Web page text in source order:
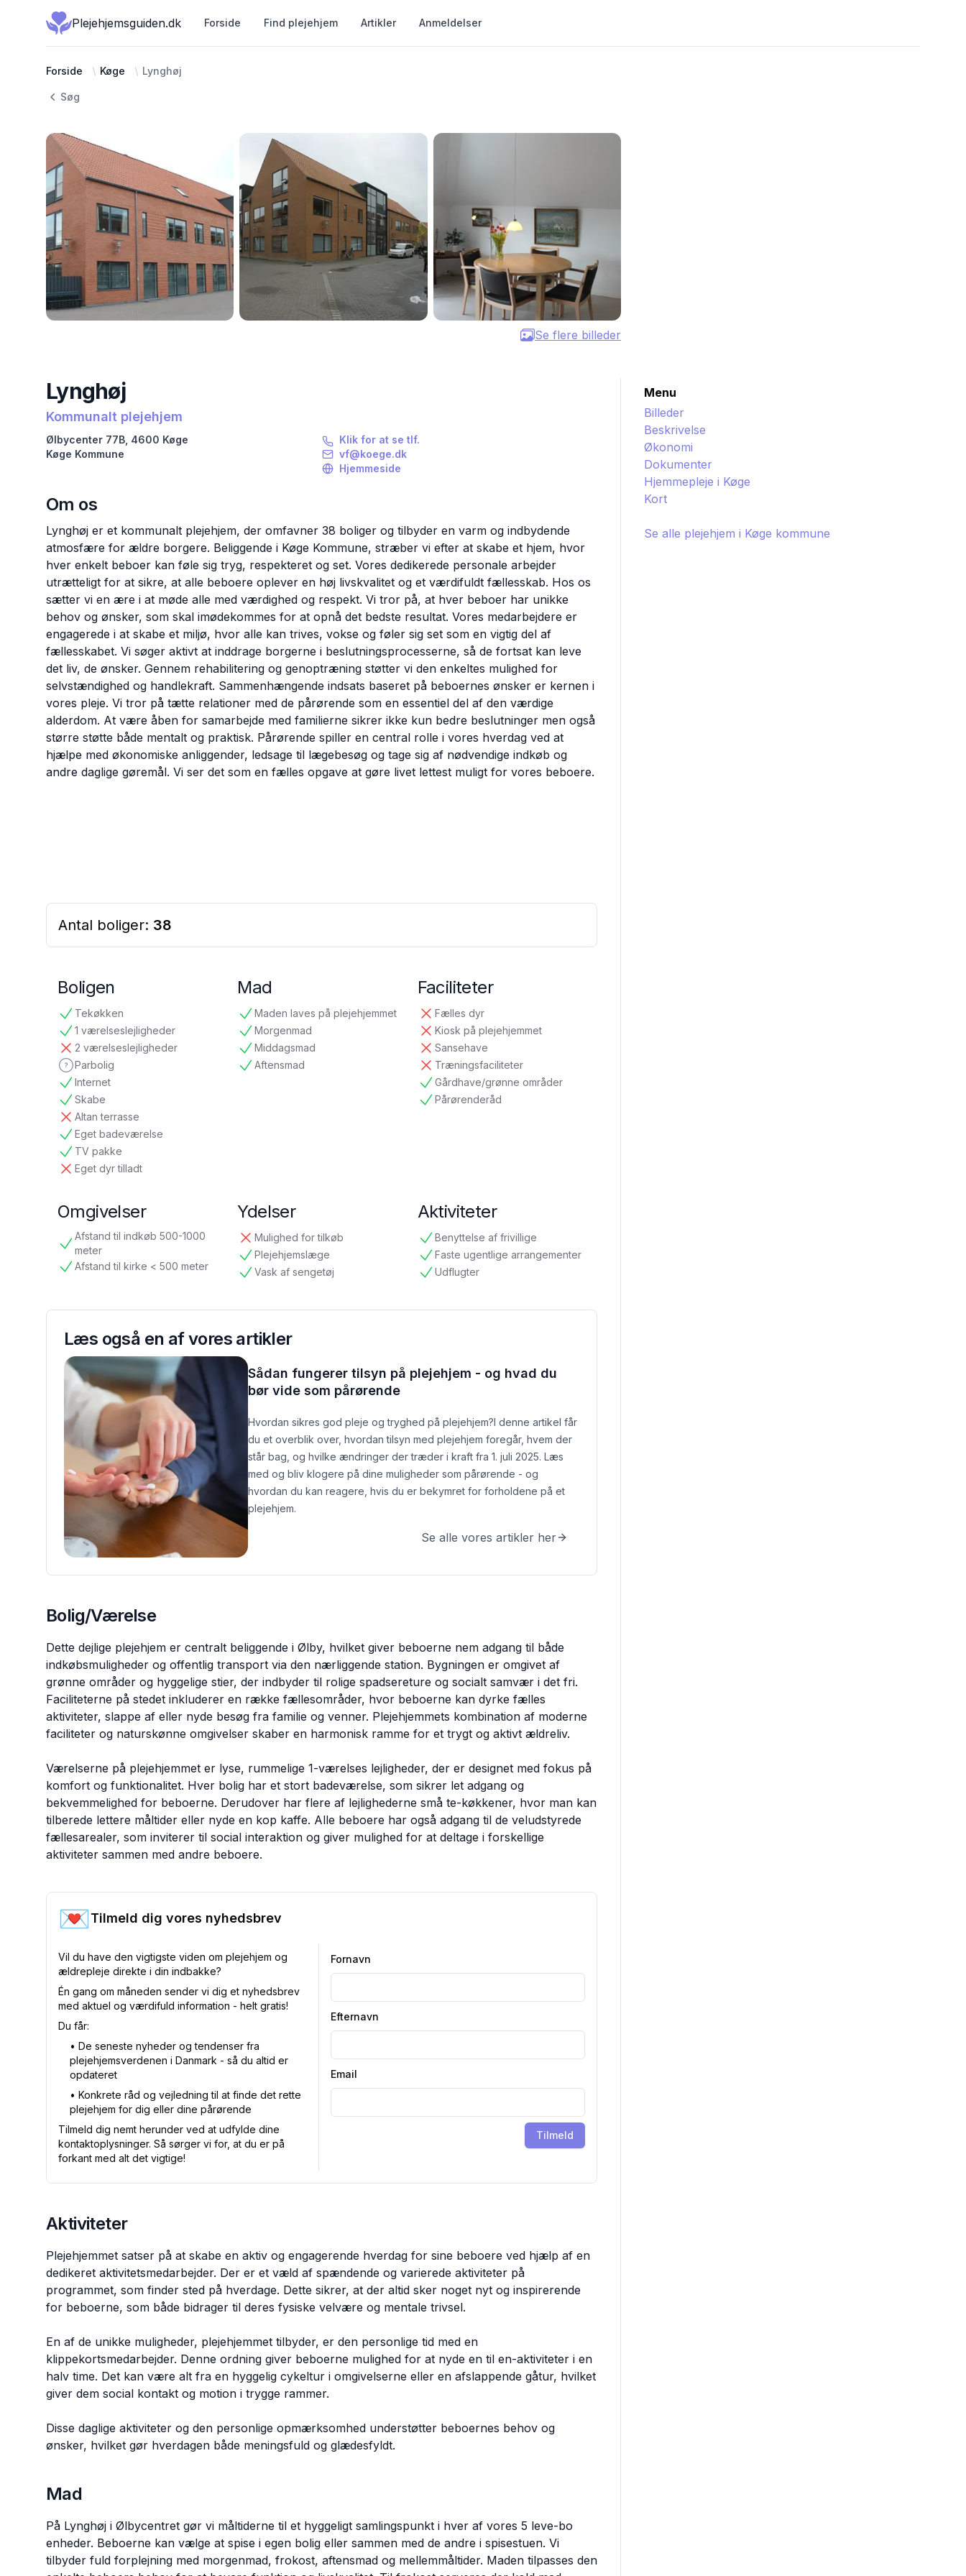
Plejehjemsguiden.dk Forside Find plejehjem Artikler Anmeldelser
Forside Køge Lynghøj
Søg
Se flere billeder
Lynghøj
Kommunalt plejehjem
Ølbycenter 77B 4600 Køge
Køge Kommune
Klik for at se tlf.
vf@koege.dk
Hjemmeside
Menu
Billeder
Beskrivelse
Økonomi
Dokumenter
Hjemmepleje i Køge
Kort
Se alle plejehjem i Køge kommune
Om os
Lynghøj er et kommunalt plejehjem, der omfavner 38 boliger og tilbyder en varm og indbydende
atmosfære for ældre borgere. Beliggende i Køge Kommune, stræber vi efter at skabe et hjem, hvor
hver enkelt beboer kan føle sig tryg, respekteret og set. Vores dedikerede personale arbejder
utrætteligt for at sikre, at alle beboere oplever en høj livskvalitet og et værdifuldt fællesskab. Hos os
sætter vi en ære i at møde alle med værdighed og respekt. Vi tror på, at hver beboer har unikke
behov og ønsker, som skal imødekommes for at opnå det bedste resultat. Vores medarbejdere er
engagerede i at skabe et miljø, hvor alle kan trives, vokse og føler sig set som en vigtig del af
fællesskabet. Vi søger aktivt at inddrage borgerne i beslutningsprocesserne, så de fortsat kan leve
det liv, de ønsker. Gennem rehabilitering og genoptræning støtter vi den enkeltes mulighed for
selvstændighed og handlekraft. Sammenhængende indsats baseret på beboernes ønsker er kernen i
vores pleje. Vi tror på tætte relationer med de pårørende som en essentiel del af den værdige
alderdom. At være åben for samarbejde med familierne sikrer ikke kun bedre beslutninger men også
større støtte både mentalt og praktisk. Pårørende spiller en central rolle i vores hverdag ved at
hjælpe med økonomiske anliggender, ledsage til lægebesøg og tage sig af nødvendige indkøb og
andre daglige gøremål. Vi ser det som en fælles opgave at gøre livet lettest muligt for vores beboere.
Antal boliger: 38
Boligen
Tekøkken
tilgængelig
1 værelseslejligheder
tilgængelig
2 værelseslejligheder
ikke tilgængelig
Parbolig
ikke oplyst
Internet
tilgængelig
Skabe
tilgængelig
Altan terrasse
ikke tilgængelig
Eget badeværelse
tilgængelig
TV pakke
tilgængelig
Eget dyr tilladt
ikke tilgængelig
Mad
Maden laves på plejehjemmet
tilgængelig
Morgenmad
tilgængelig
Middagsmad
tilgængelig
Aftensmad
tilgængelig
Faciliteter
Fælles dyr
ikke tilgængelig
Kiosk på plejehjemmet
ikke tilgængelig
Sansehave
ikke tilgængelig
Træningsfaciliteter
ikke tilgængelig
Gårdhave/grønne områder
tilgængelig
Pårørenderåd
tilgængelig
Omgivelser
Afstand til indkøb 500-1000
meter
tilgængelig
Afstand til kirke < 500 meter
tilgængelig
Ydelser
Mulighed for tilkøb
ikke tilgængelig
Plejehjemslæge
tilgængelig
Vask af sengetøj
tilgængelig
Aktiviteter
Benyttelse af frivillige
tilgængelig
Faste ugentlige arrangementer
tilgængelig
Udflugter
tilgængelig
Læs også en af vores artikler
Sådan fungerer tilsyn på plejehjem - og hvad du
bør vide som pårørende
Hvordan sikres god pleje og tryghed på plejehjem?I denne artikel får
du et overblik over, hvordan tilsyn med plejehjem foregår, hvem der
står bag, og hvilke ændringer der træder i kraft fra 1. juli 2025. Læs
med og bliv klogere på dine muligheder som pårørende - og
hvordan du kan reagere, hvis du er bekymret for forholdene på et
plejehjem.
Se alle vores artikler her
Bolig/Værelse
Dette dejlige plejehjem er centralt beliggende i Ølby, hvilket giver beboerne nem adgang til både
indkøbsmuligheder og offentlig transport via den nærliggende station. Bygningen er omgivet af
grønne områder og hyggelige stier, der indbyder til rolige spadsereture og socialt samvær i det fri.
Faciliteterne på stedet inkluderer en række fællesområder, hvor beboerne kan dyrke fælles
aktiviteter, slappe af eller nyde besøg fra familie og venner. Plejehjemmets kombination af moderne
faciliteter og naturskønne omgivelser skaber en harmonisk ramme for et trygt og aktivt ældreliv.
Værelserne på plejehjemmet er lyse, rummelige 1-værelses lejligheder, der er designet med fokus på
komfort og funktionalitet. Hver bolig har et stort badeværelse, som sikrer let adgang og
bekvemmelighed for beboerne. Derudover har flere af lejlighederne små te-køkkener, hvor man kan
tilberede lettere måltider eller nyde en kop kaffe. Alle beboere har også adgang til de veludstyrede
fællesarealer, som inviterer til social interaktion og giver mulighed for at deltage i forskellige
aktiviteter sammen med andre beboere.
💌Tilmeld dig vores nyhedsbrev
Vil du have den vigtigste viden om plejehjem og
ældrepleje direkte i din indbakke?
Én gang om måneden sender vi dig et nyhedsbrev
med aktuel og værdifuld information - helt gratis!
Du får:
•⁠ De seneste nyheder og tendenser fra
plejehjemsverdenen i Danmark - så du altid er
opdateret
•⁠ Konkrete råd og vejledning til at finde det rette
plejehjem for dig eller dine pårørende
Tilmeld dig nemt herunder ved at udfylde dine
kontaktoplysninger. Så sørger vi for, at du er på
forkant med alt det vigtige!
Fornavn
Efternavn
Email
Tilmeld
Aktiviteter
Plejehjemmet satser på at skabe en aktiv og engagerende hverdag for sine beboere ved hjælp af en
dedikeret aktivitetsmedarbejder. Der er et væld af spændende og varierede aktiviteter på
programmet, som finder sted på hverdage. Dette sikrer, at der altid sker noget nyt og inspirerende
for beboerne, som både bidrager til deres fysiske velvære og mentale trivsel.
En af de unikke muligheder, plejehjemmet tilbyder, er den personlige tid med en
klippekortsmedarbejder. Denne ordning giver beboerne mulighed for at nyde en til en-aktiviteter i en
halv time. Det kan være alt fra en hyggelig cykeltur i omgivelserne eller en afslappende gåtur, hvilket
giver dem social kontakt og motion i trygge rammer.
Disse daglige aktiviteter og den personlige opmærksomhed understøtter beboernes behov og
ønsker, hvilket gør hverdagen både meningsfuld og glædesfyldt.
Mad
På Lynghøj i Ølbycentret gør vi måltiderne til et hyggeligt samlingspunkt i hver af vores 5 leve-bo
enheder. Beboerne kan vælge at spise i egen bolig eller sammen med de andre i spisestuen. Vi
tilbyder fuld forplejning med morgenmad, frokost, aftensmad og mellemmåltider. Maden tilpasses den